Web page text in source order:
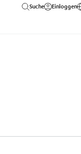
Suche Einloggen